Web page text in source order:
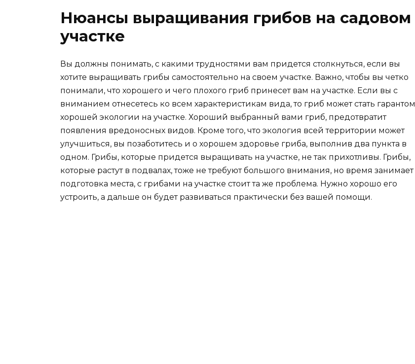
Нюансы выращивания грибов на садовом
участке
Вы должны понимать, с какими трудностями вам придется столкнуться, если вы
хотите выращивать грибы самостоятельно на своем участке. Важно, чтобы вы четко
понимали, что хорошего и чего плохого гриб принесет вам на участке. Если вы с
вниманием отнесетесь ко всем характеристикам вида, то гриб может стать гарантом
хорошей экологии на участке. Хороший выбранный вами гриб, предотвратит
появления вредоносных видов. Кроме того, что экология всей территории может
улучшиться, вы позаботитесь и о хорошем здоровье гриба, выполнив два пункта в
одном. Грибы, которые придется выращивать на участке, не так прихотливы. Грибы,
которые растут в подвалах, тоже не требуют большого внимания, но время занимает
подготовка места, с грибами на участке стоит та же проблема. Нужно хорошо его
устроить, а дальше он будет развиваться практически без вашей помощи.